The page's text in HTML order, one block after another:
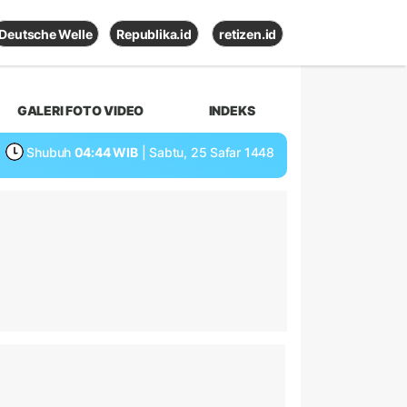
Deutsche Welle Republika.id retizen.id
GALERI FOTO VIDEO INDEKS
Shubuh 04:44 WIB | Sabtu, 25 Safar 1448